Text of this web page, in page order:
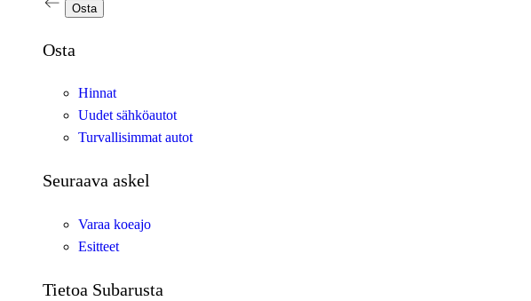
Osta
Osta
Hinnat
Uudet sähköautot
Turvallisimmat autot
Seuraava askel
Varaa koeajo
Esitteet
Tietoa Subarusta